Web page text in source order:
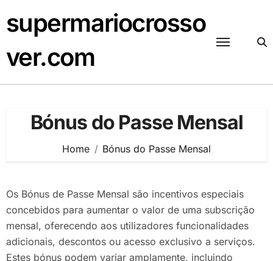
to
content
supermariocrosso
ver.com
Bónus do Passe Mensal
Home Bónus do Passe Mensal
Os Bónus de Passe Mensal são incentivos especiais
concebidos para aumentar o valor de uma subscrição
mensal, oferecendo aos utilizadores funcionalidades
adicionais, descontos ou acesso exclusivo a serviços.
Estes bónus podem variar amplamente, incluindo